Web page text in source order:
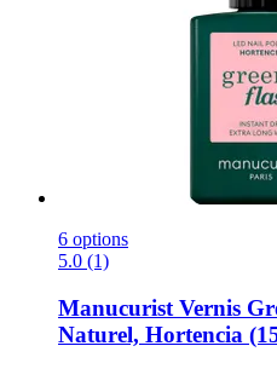
6 options
5.0 (1)
Manucurist Vernis
Naturel, Hortencia